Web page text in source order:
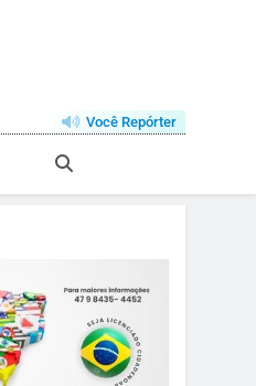
Você Repórter